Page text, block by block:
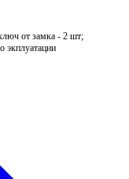
от замка - 2 шт;
экплуатации